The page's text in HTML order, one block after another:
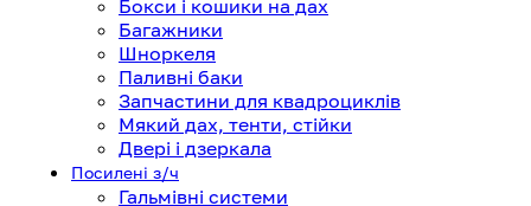
Бокси і кошики на дах
Багажники
Шноркеля
Паливні баки
Запчастини для квадроциклів
Мякий дах, тенти, стійки
Двері і дзеркала
Посилені з/ч
Гальмівні системи